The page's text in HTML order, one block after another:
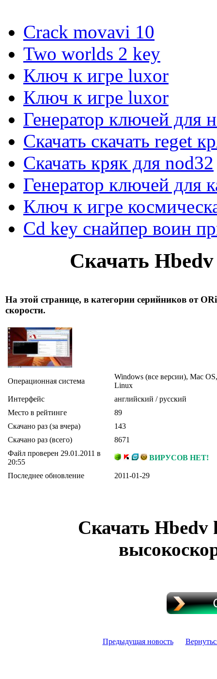
Crack movavi 10
Two worlds 2 key
Ключ к игре luxor
Ключ к игре luxor
Генератор ключей для
Скачать скачать reget
Скачать кряк для nod32
Генератор ключей для
Ключ к игре
Cd key снайпер воин
Скачать
На этой странице, в категории серийников от
скорости.
Операционная система
Windows (все версии), Mac OS,
Linux
Интерфейс
английский / русский
Место в рейтинге
89
Скачано раз (за вчера)
143
Скачано раз (всего)
8671
Файл проверен 29.01.2011 в
20:55
ВИРУСОВ НЕТ!
Последнее обновление 2011-01-29
Скачать Hbedv
Предыдущая новость